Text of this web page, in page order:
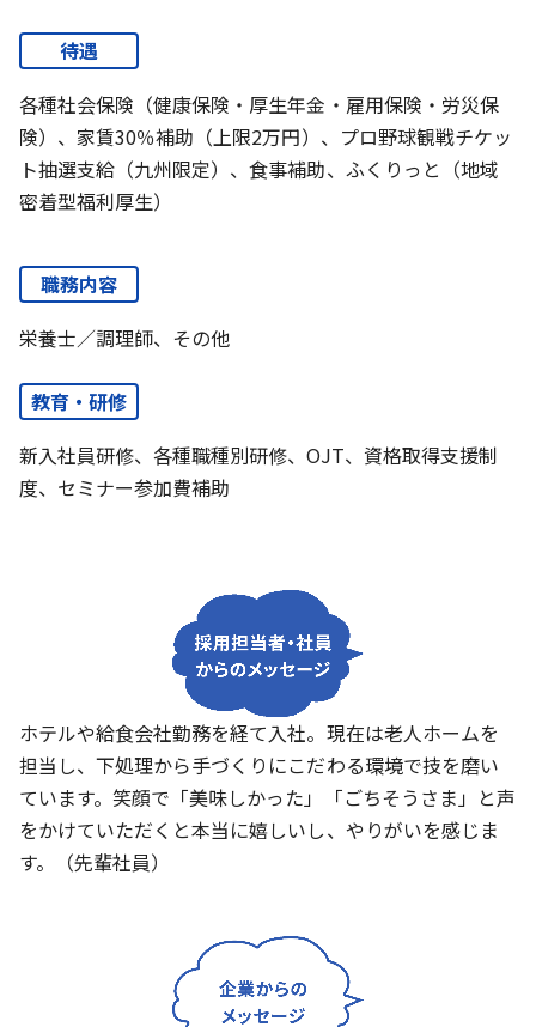
待遇
各種社会保険（健康保険・厚生年金・雇用保険・労災保
険）、家賃30％補助（上限2万円）、プロ野球観戦チケッ
ト抽選支給（九州限定）、食事補助、ふくりっと（地域
密着型福利厚生）
職務内容
栄養士／調理師、その他
教育・研修
新入社員研修、各種職種別研修、OJT、資格取得支援制
度、セミナー参加費補助
ホテルや給食会社勤務を経て入社。現在は老人ホームを
担当し、下処理から手づくりにこだわる環境で技を磨い
ています。笑顔で「美味しかった」「ごちそうさま」と声
をかけていただくと本当に嬉しいし、やりがいを感じま
す。（先輩社員）